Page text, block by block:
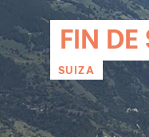
FIN
SUIZA